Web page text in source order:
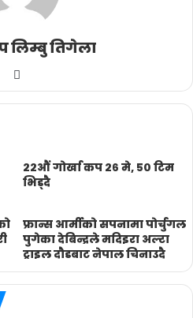
लिम्बु तिगेला
Website
२२औं गोर्खा कप २६ मे, ५० टिम
भिड्दै
फ्रान्स आर्मीको सपनामा पोर्चुगल
पुगेका देबिन्द्रले मदिइरा अल्टा
ट्राइल दौडबाट नेपाल चिनाउदै